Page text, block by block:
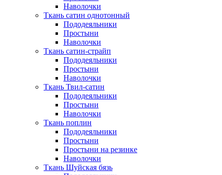
Наволочки
Ткань сатин однотонный
Пододеяльники
Простыни
Наволочки
Ткань сатин-страйп
Пододеяльники
Простыни
Наволочки
Ткань Твил-сатин
Пододеяльники
Простыни
Наволочки
Ткань поплин
Пододеяльники
Простыни
Простыни на резинке
Наволочки
Ткань Шуйская бязь